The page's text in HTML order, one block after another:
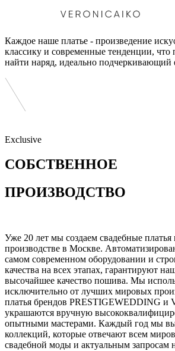
Каждое наше платье - произведение
классику и современные тенденции, что
найти наряд, идеально подчеркивающий
Exclusive
СОБСТВЕННОЕ
ПРОИЗВОДСТВО
Уже 20 лет мы создаем свадебные платья
производстве в Москве.
самом современном оборудовании и
качества на всех этапах, гарантируют
высочайшее качество пошива. Мы
исключительно от лучших мировых
платья брендов PRESTIGEWEDDING и
украшаются вручную
опытными мастерами. Каждый год мы
коллекций, которые отвечают всем
свадебной моды и актуальным запросам